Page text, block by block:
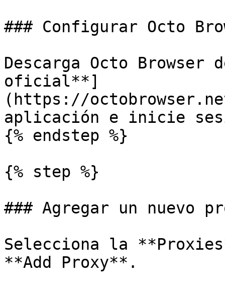
### Configurar Octo
Descarga Octo
oficial**]
(https://
aplicación e inicie
{% endstep %}
{% step %}
### Agregar un nuevo
Selecciona la
**Add Proxy**.